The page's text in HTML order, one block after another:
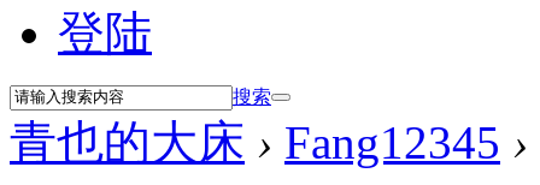
登陆
搜索
青也的大床 › Fang12345 ›